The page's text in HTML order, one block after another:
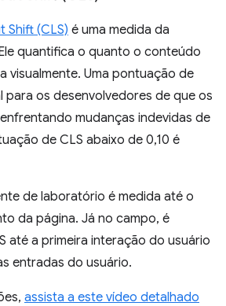
Shift (CLS) é uma medida da
quantifica o quanto o conteúdo
visualmente. Uma pontuação de
para os desenvolvedores de que os
mudanças indevidas de
de CLS abaixo de 0,10 é
de laboratório é medida até o
da página. Já no campo, é
até a primeira interação do usuário
entradas do usuário.
assista a este vídeo detalhado